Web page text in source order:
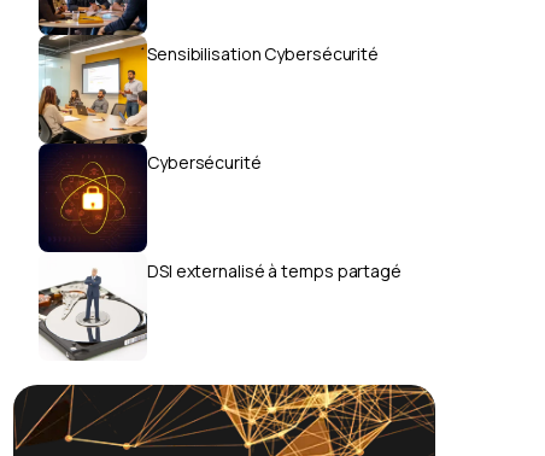
Sensibilisation Cybersécurité
Cybersécurité
DSI externalisé à temps partagé